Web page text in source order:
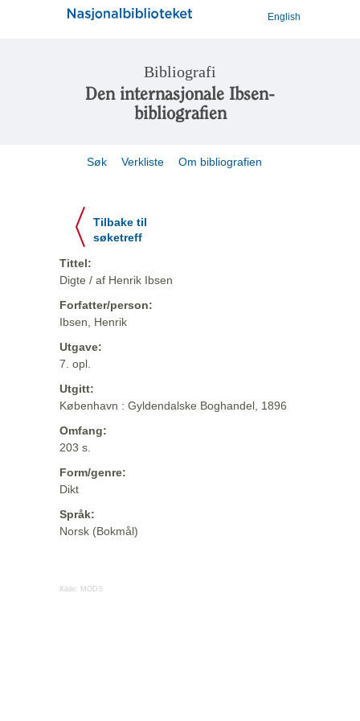
English
Bibliografi
Den internasjonale Ibsen-
bibliografien
Søk Verkliste Om bibliografien
Tilbake til
søketreff
Tittel:
Digte / af Henrik Ibsen
Forfatter/person:
Ibsen, Henrik
Utgave:
7. opl.
Utgitt:
København : Gyldendalske Boghandel, 1896
Omfang:
203 s.
Form/genre:
Dikt
Språk:
Norsk (Bokmål)
Kilde: MODS